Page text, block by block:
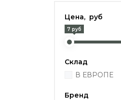
Цена, руб
7 руб
Склад
В ЕВРОПЕ
Бренд